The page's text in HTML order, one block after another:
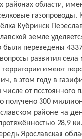
районах области,
газопроводы.
Кубринск
земле
были переведены
развития
территории имеют
в этом году в
от постоянного
получено 300
районе на
28,9
Ярославская